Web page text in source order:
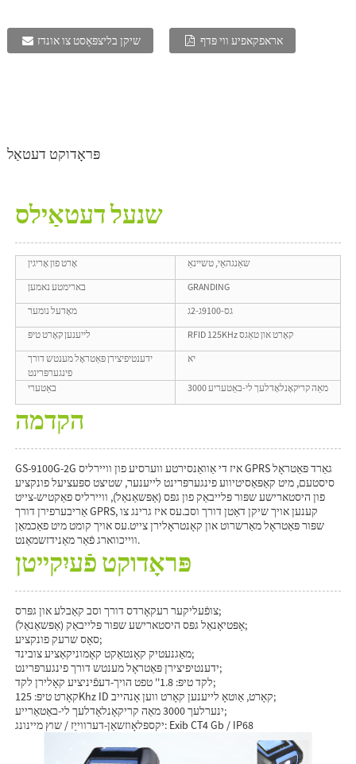
שיקן בליצפּאָסט צו אונדז אראפקאפיע ווי פּדף
פּראָדוקט דעטאַל
שנעל דעטאַילס
אָרט פון אָריגין
שאַנגהאַי, טשיינאַ
בארימטע נאמען
GRANDING
מאָדעל נומער
גס-9100ג-2ג
לייענען קאָרט טיפּ
RFID 125KHz קאָרט און טאַגס
ידענטיפיצירן פּאַטראָל מענטש דורך
פינגערפּרינט
יא
באַטערי 3000 מאַה קריקאָנלאָדלעך לי-באַטעריע
הקדמה
GS-9100G-2G איז די אַוואַנסירטע ווערסיע פון ​​וויירליס GPRS גאַרד פּאַטראָל
סיסטעם, מיט קאַפּאַסיטיווע פינגערפּרינט לייענער, שטיצט ספּעציעל פונקציע
פון ​​היסטארישע שפּור פּלייבאַק פון גפּס (אַפּשאַנאַל), וויירליס פאַקטיש-צייט
אַריבערפירן דורך GPRS, קענען אויך שיקן דאַטן דורך וסב.עס איז גרינג צו
שפּור פּאַטראָל מאַרשרוט און קאָנטראָלירן צייט.עס אויך קומט מיט פאַכמאַן
ווייכווארג פֿאַר מאַנידזשמאַנט.
פּראָדוקט פֿעיִקייטן
צופֿעליקער רעקאָרדס דורך וסב קאַבלע און גפּרס;
אָפּטיאָנאַל גפּס היסטארישע שפּור פּלייבאַק (אַפּשאַנאַל);
סאָס שרעק פונקציע;
מאַגנעטיק קאָנטאַקט קאָמוניקאַציע צובינד;
ידענטיפיצירן פּאַטראָל מענטש דורך פינגערפּרינט;
לקד טיפּ: 1.8'' טפט הויך-דעפֿיניציע קאָלירן לקד;
קאָרט טיפּ: 125Khz ID קאָרט, אַוטאָ לייענען קאָרט ווען אָנהייב;
ינערלעך 3000 מאַה קריקאָנלאָדלעך לי-באַטאַרייע;
יקספּלאָוזשאַן-דערווייַז / שוץ מיינונג: Exib CT4 Gb / IP68